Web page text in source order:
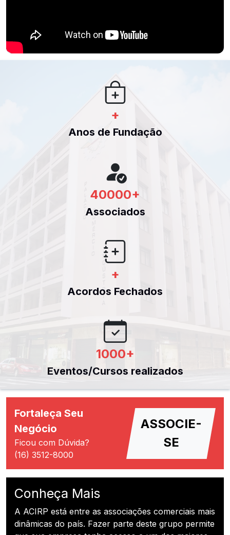
+
Anos de Fundação
40000+
Associados
+
Acordos Fechados
1000+
Eventos/Cursos realizados
Fortaleça Seu
Negócio
Ficou com Dúvida?
(16) 3512-8000
ASSOCIE-
SE
Conheça Mais
A ACIRP está entre as associações comerciais mais
dinâmicas do país. Fazer parte deste grupo permite